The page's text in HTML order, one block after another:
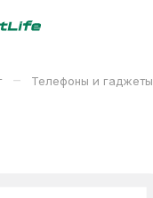
– Телефоны и гаджеты